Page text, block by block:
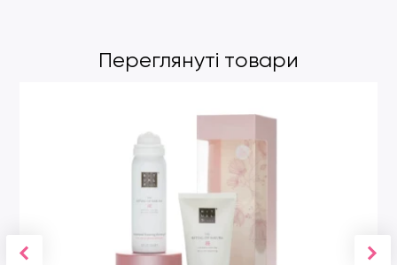
Переглянуті товари